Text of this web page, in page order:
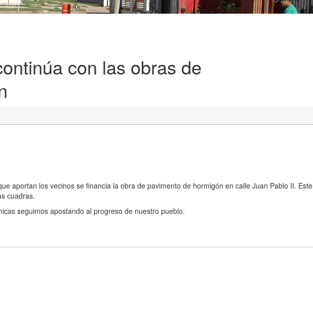
con las obras de
aportan los vecinos se financia la obra de pavimento de hormigón en calle Juan Pablo II. Este
cuadras.
seguimos apostando al progreso de nuestro pueblo.